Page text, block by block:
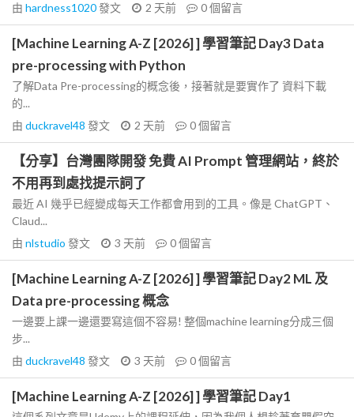
由 hardness1020發文 2 天前 0個留言
[Machine Learning A-Z [2026] ] 學習筆記 Day3 Data
pre-processing with Python
了解Data Pre-processing的概念後，接著就是要實作了 資料下載
的...
由 duckravel48 發文 2 天前 0個留言
【分享】台灣團隊開發 免費 AI Prompt 管理網站，終於
不用再到處找提示詞了
最近 AI 幾乎已經變成每天工作都會用到的工具。像是 ChatGPT、
Claud...
由 nlstudio 發文 3 天前 0個留言
[Machine Learning A-Z [2026] ] 學習筆記 Day2 ML 及
Data pre-processing 概念
一邊要上課一邊還要寫這個不容易! 整個machine learning分成三個
步...
由 duckravel48 發文 3 天前 0個留言
[Machine Learning A-Z [2026] ] 學習筆記 Day1